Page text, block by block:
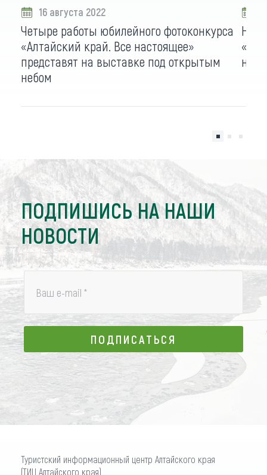
16 августа 2022
Четыре работы юбилейного фотоконкурса
«Алтайский край. Все настоящее»
представят на выставке под открытым
небом
на
ПОДПИШИСЬ НА НАШИ
НОВОСТИ
Ваш e-mail *
ПОДПИСАТЬСЯ
ПОДПИСАТЬСЯ
Туристский информационный центр Алтайского края
(ТИЦ Алтайского края)